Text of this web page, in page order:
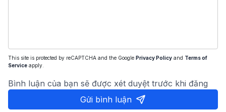
This site is protected by reCAPTCHA and the Google Privacy Policy and Terms of
Service apply.
Bình luận của bạn sẽ được xét duyệt trước khi đăng
Gửi bình luận